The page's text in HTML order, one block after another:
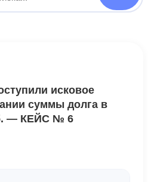
исковое
суммы долга в
— КЕЙС № 6